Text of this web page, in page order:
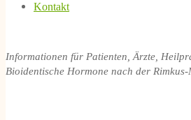
Kontakt
Informationen für Patienten, Ärzte,
Bioidentische Hormone nach der Rimkus-